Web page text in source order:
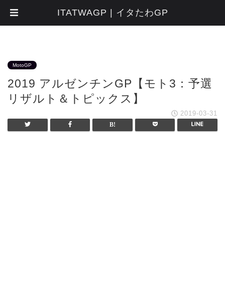
MotoGP
2019 アルゼンチンGP【モト3：予選
リザルト＆トピックス】
2019-03-31
ITATWAGP | イタたわGP